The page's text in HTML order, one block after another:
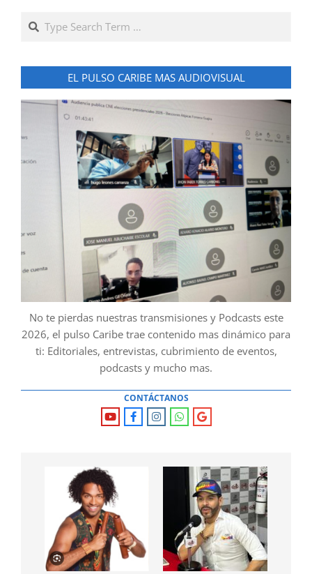
Search
EL PULSO CARIBE MAS AUDIOVISUAL
No te pierdas nuestras transmisiones y Podcasts este
2026, el pulso Caribe trae contenido mas dinámico para
ti: Editoriales, entrevistas, cubrimiento de eventos,
podcasts y mucho mas.
CONTÁCTANOS